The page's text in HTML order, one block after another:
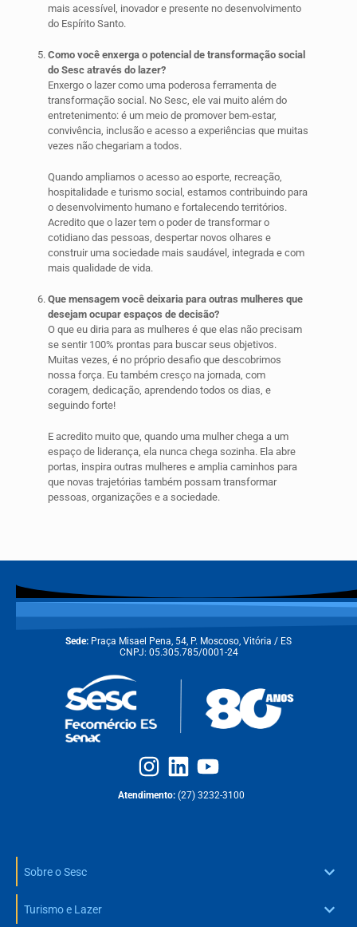
mais acessível, inovador e presente no desenvolvimento
do Espírito Santo.
Como você enxerga o potencial de transformação social
do Sesc através do lazer?
Enxergo o lazer como uma poderosa ferramenta de
transformação social. No Sesc, ele vai muito além do
entretenimento: é um meio de promover bem-estar,
convivência, inclusão e acesso a experiências que muitas
vezes não chegariam a todos.
Quando ampliamos o acesso ao esporte, recreação,
hospitalidade e turismo social, estamos contribuindo para
o desenvolvimento humano e fortalecendo territórios.
Acredito que o lazer tem o poder de transformar o
cotidiano das pessoas, despertar novos olhares e
construir uma sociedade mais saudável, integrada e com
mais qualidade de vida.
Que mensagem você deixaria para outras mulheres que
desejam ocupar espaços de decisão?
O que eu diria para as mulheres é que elas não precisam
se sentir 100% prontas para buscar seus objetivos.
Muitas vezes, é no próprio desafio que descobrimos
nossa força. Eu também cresço na jornada, com
coragem, dedicação, aprendendo todos os dias, e
seguindo forte!
E acredito muito que, quando uma mulher chega a um
espaço de liderança, ela nunca chega sozinha. Ela abre
portas, inspira outras mulheres e amplia caminhos para
que novas trajetórias também possam transformar
pessoas, organizações e a sociedade.
Sede: Praça Misael Pena, 54, P. Moscoso, Vitória / ES
CNPJ: 05.305.785/0001-24
Atendimento: (27) 3232-3100
Sobre o Sesc
Turismo e Lazer